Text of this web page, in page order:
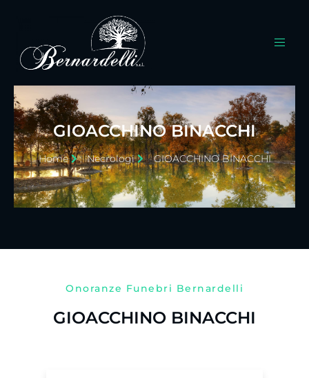
GIOACCHINO BINACCHI
Home Necrologi GIOACCHINO BINACCHI
Onoranze Funebri Bernardelli
GIOACCHINO BINACCHI